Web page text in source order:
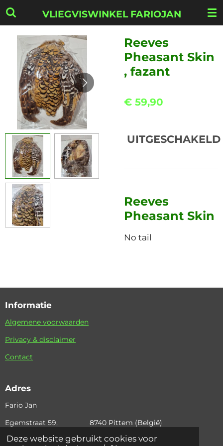
Deze website gebruikt cookies voor
Ga
direct
naar
hoofdinhoud
VLIEGVISWINKEL FARIOJAN
Reeves
Pheasant Skin
, fazant
€ 59,90
UITGESCHAKELD
Reeves
Pheasant Skin
No tail
Informatie
Algemene voorwaarden
Privacy & disclaimer
Contact
Adres
Fario Jan
Egemstraat 59, 8740 Pittem (België)
+32 (0)495 36 42 97 email: fario.jan@skynet.be